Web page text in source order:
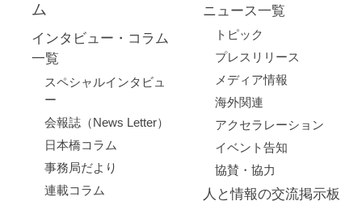
ム
インタビュー・コラム
一覧
スペシャルインタビュ
ー
会報誌（News Letter）
日本橋コラム
事務局だより
連載コラム
ニュース一覧
トピック
プレスリリース
メディア情報
海外関連
アクセラレーション
イベント告知
協賛・協力
人と情報の交流掲示板